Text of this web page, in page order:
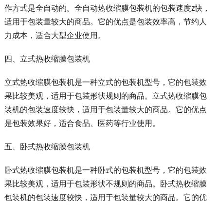
作方式是全自动的。全自动热收缩膜包装机的包装速度z快，
适用于包装量较大的商品。它的优点是包装效率高，节约人
力成本，适合大型企业使用。
四、立式热收缩膜包装机
立式热收缩膜包装机是一种立式的包装机型号，它的包装效
果比较美观，适用于包装形状规则的商品。立式热收缩膜包
装机的包装速度较快，适用于包装量较大的商品。它的优点
是包装效果好，适合食品、医药等行业使用。
五、卧式热收缩膜包装机
卧式热收缩膜包装机是一种卧式的包装机型号，它的包装效
果比较美观，适用于包装形状不规则的商品。卧式热收缩膜
包装机的包装速度较快，适用于包装量较大的商品。它的优